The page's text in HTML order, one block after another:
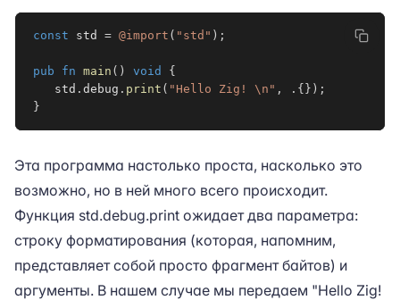
const std = @import ( "std" ) ;
pub fn main ( ) void
{
   std
. debug . print ( "Hello Zig! \n" , . { } ) ;
}
Эта программа настолько проста, насколько это
возможно, но в ней много всего происходит.
Функция std.debug.print ожидает два параметра:
строку форматирования (которая, напомним,
представляет собой просто фрагмент байтов) и
аргументы. В нашем случае мы передаем "Hello Zig!